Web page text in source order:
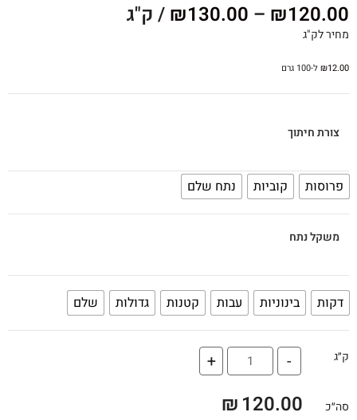
₪120.00
–
₪130.00 / ק"ג
מחיר לק"ג
₪12.00 ל-100 גרם
צורת חיתוך
פרוסות קוביות נתח שלם
משקל נתח
דקות בינוניות עבות קטנות גדולות שלם
ק״ג -
+
סה״כ 120.00
₪